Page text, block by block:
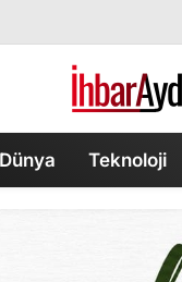
Dünya Teknoloji